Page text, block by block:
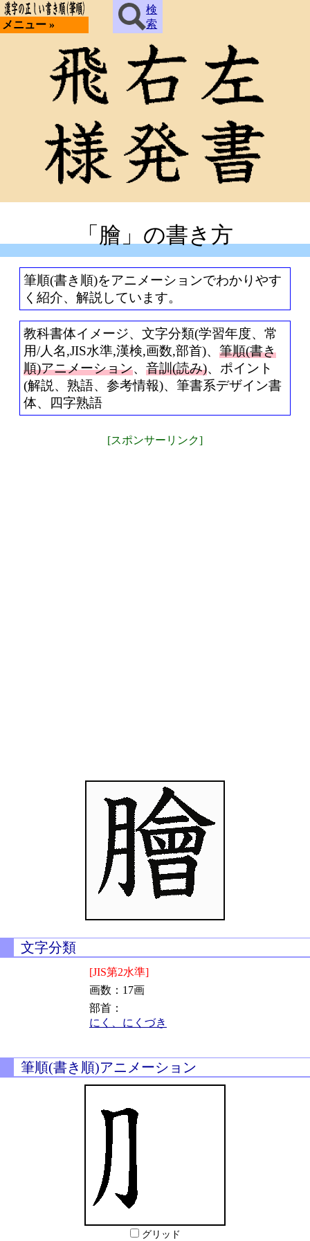
メニュー »
検
索
「膾」の書き方
筆順(書き順)をアニメーションでわかりやす
く紹介、解説しています。
教科書体イメージ、文字分類(学習年度、常
用/人名,JIS水準,漢検,画数,部首)、 筆順(書き
順)アニメーション、 音訓(読み)、ポイント
(解説、熟語、参考情報)、筆書系デザイン書
体、四字熟語
[スポンサーリンク]
文字分類
[JIS第2水準]
画数：17画
部首：
にく、にくづき
筆順(書き順)アニメーション
グリッド